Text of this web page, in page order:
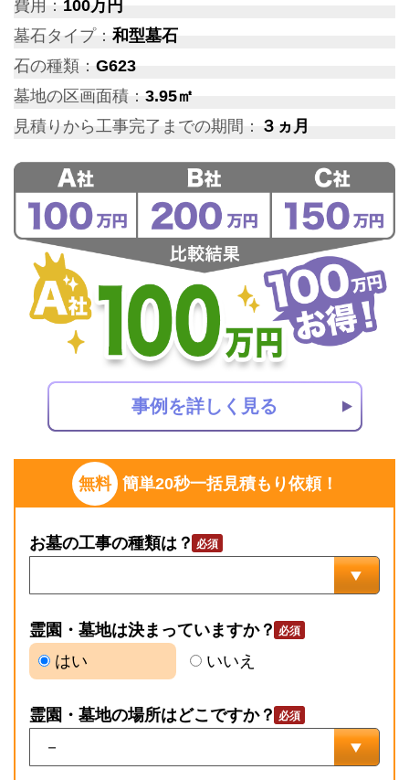
無料 簡単20秒一括見積もり依頼！
お墓の工事の種類は？
霊園・墓地は決まっていますか？
はい
いいえ
霊園・墓地の場所はどこですか？
費用： 100万円
墓石タイプ：和型墓石
石の種類： G623
墓地の区画面積： 3.95㎡
見積りから工事完了までの期間： ３ヵ月
事例を詳しく見る